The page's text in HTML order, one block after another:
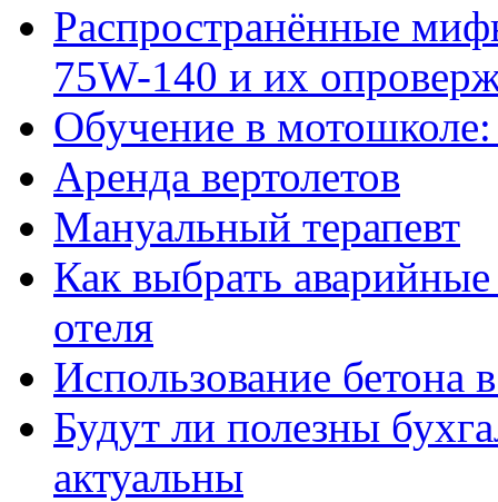
Распространённые
75W-140 и их
Обучение в
Аренда вертолетов
Мануальный терапевт
Как выбрать
отеля
Использование бетона
Будут ли полезны
актуальны